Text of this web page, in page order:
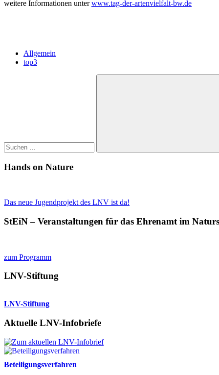
weitere Informationen unterwww.tag-der-artenvielfalt-bw.de
Allgemein
top3
Suchen
Hands on Nature
Das neue Jugendprojekt des LNV ist da!
StEiN – Veranstaltungen für das Ehrenamt im
zum Programm
LNV-Stiftung
LNV-Stiftung
Aktuelle LNV-Infobriefe
Beteiligungsverfahren